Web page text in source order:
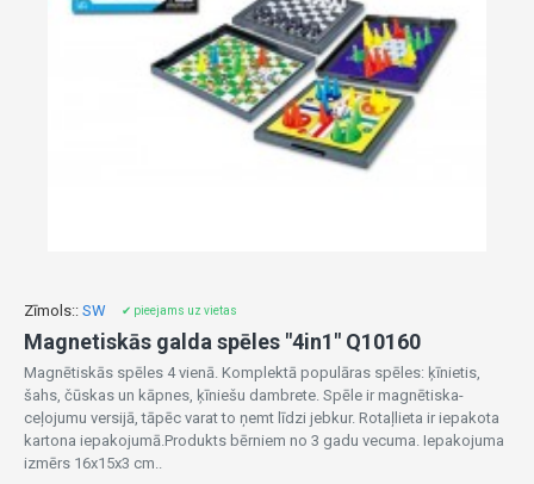
Zīmols:: SW ✔ pieejams uz vietas
Magnetiskās galda spēles "4in1" Q10160
Magnētiskās spēles 4 vienā. Komplektā populāras spēles: ķīnietis,
šahs, čūskas un kāpnes, ķīniešu dambrete. Spēle ir magnētiska-
ceļojumu versijā, tāpēc varat to ņemt līdzi jebkur. Rotaļlieta ir iepakota
kartona iepakojumā.Produkts bērniem no 3 gadu vecuma. Iepakojuma
izmērs 16x15x3 cm..